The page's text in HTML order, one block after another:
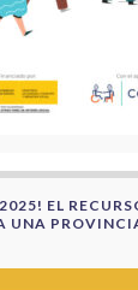
EL
UNA